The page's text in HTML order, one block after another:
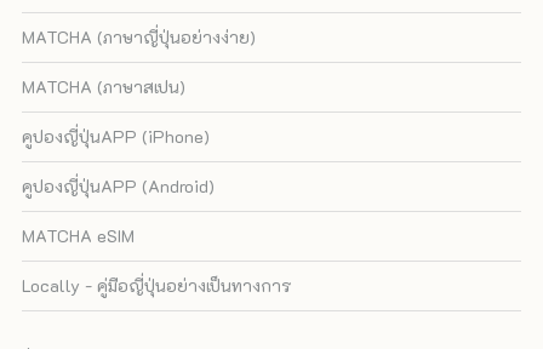
MATCHA (ภาษาญี่ปุ่นอย่างง่าย)
MATCHA (ภาษาสเปน)
คูปองญี่ปุ่นAPP (iPhone)
คูปองญี่ปุ่นAPP (Android)
MATCHA eSIM
Locally - คู่มือญี่ปุ่นอย่างเป็นทางการ